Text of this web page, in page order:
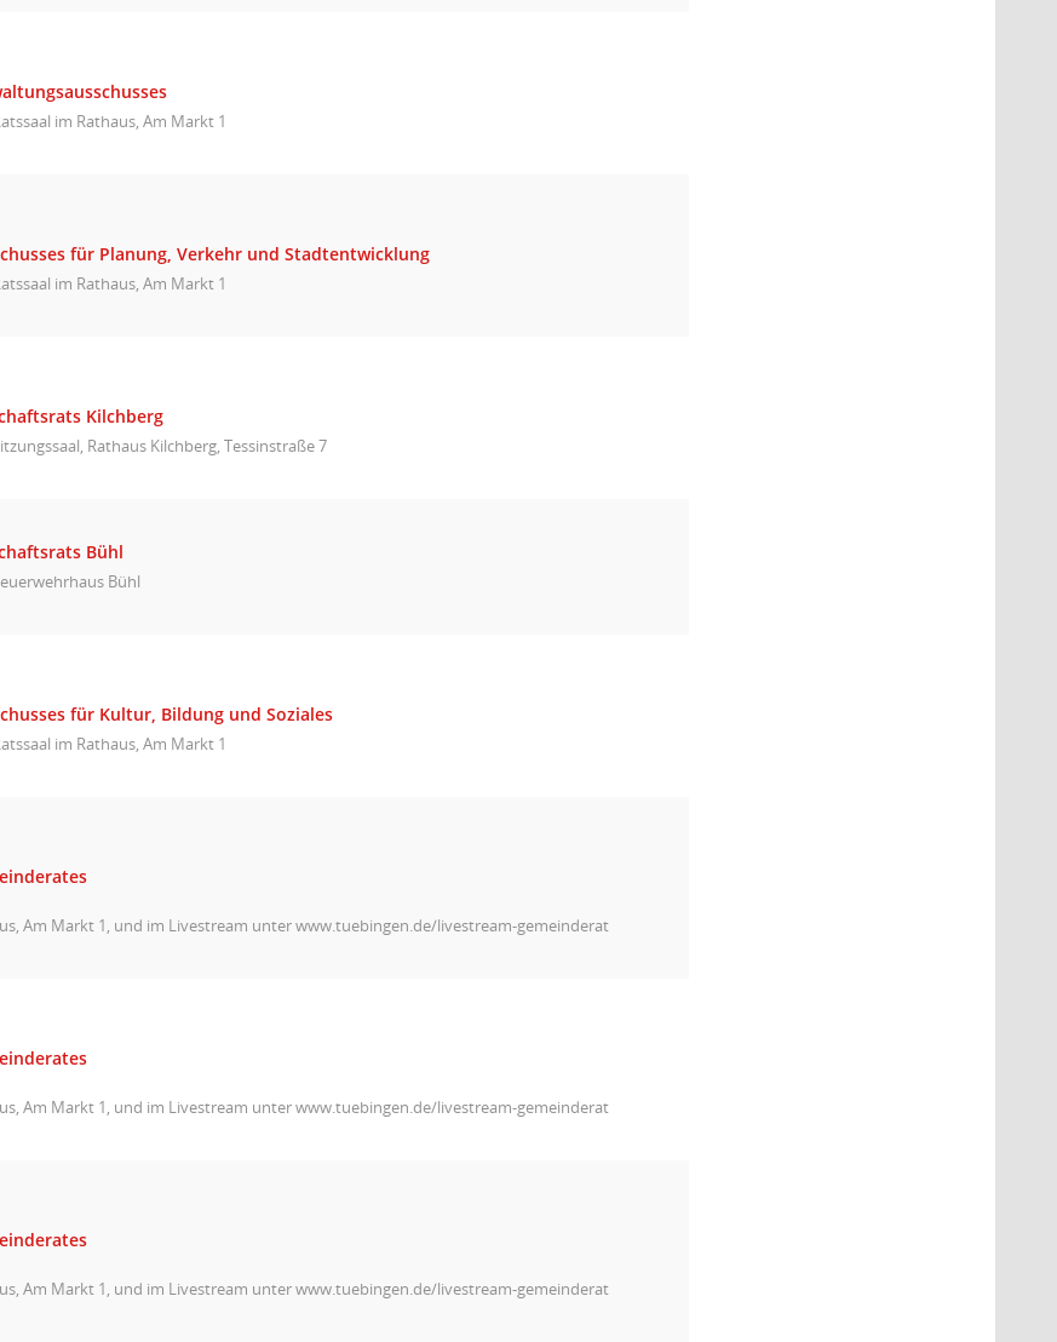
im Rathaus, Am Markt 1
für Planung, Verkehr und Stadtentwicklung
im Rathaus, Am Markt 1
Kilchberg
Rathaus Kilchberg, Tessinstraße 7
Bühl
Bühl
für Kultur, Bildung und Soziales
im Rathaus, Am Markt 1
Am Markt 1, und im Livestream unter www.tuebingen.de/livestream-gemeinderat
Am Markt 1, und im Livestream unter www.tuebingen.de/livestream-gemeinderat
Am Markt 1, und im Livestream unter www.tuebingen.de/livestream-gemeinderat